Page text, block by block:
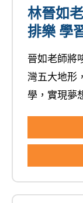
林晉如
排樂 學
晉如老師將
灣五大地形
學，實現夢